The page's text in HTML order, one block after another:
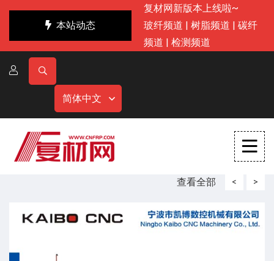
本站动态
复材网新版本上线啦~
玻纤频道 | 树脂频道 | 碳纤
频道 | 检测频道
简体中文
查看全部 < >